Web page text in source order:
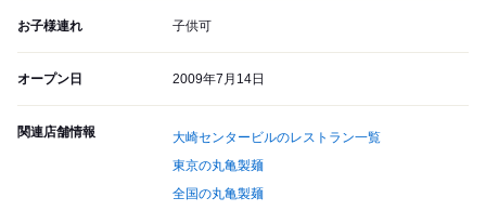
お子様連れ 子供可
オープン日 2009年7月14日
関連店舗情報
大崎センタービルのレストラン一覧
東京の丸亀製麺
全国の丸亀製麺